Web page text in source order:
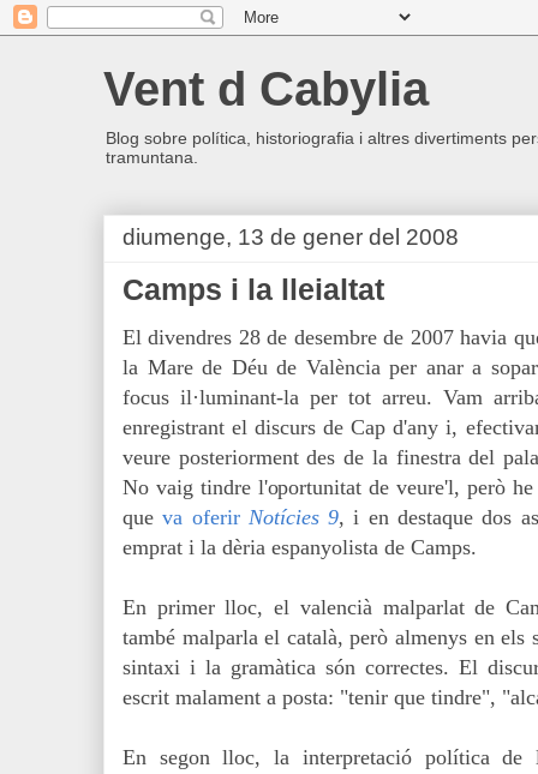
Vent d Cabylia
Blog sobre política, historiografia i altres divertiments
tramuntana.
diumenge, 13 de gener del 2008
Camps i la lleialtat
El divendres 28 de desembre de 2007 havia
la Mare de Déu de València per anar a
focus il·luminant-la per tot arreu. Vam
enregistrant el discurs de Cap d'any i,
veure posteriorment des de la finestra del
No vaig tindre l'oportunitat de veure'l, però
queva oferir Notícies 9, i en destaque dos
emprat i la dèria espanyolista de Camps.
En primer lloc, el valencià malparlat de
també malparla el català, però almenys en
sintaxi i la gramàtica són correctes. El
escrit malament a posta: "tenir que tindre",
En segon lloc, la interpretació política de